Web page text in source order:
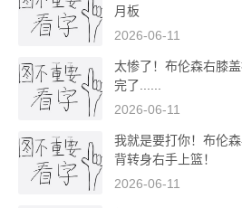
月板
2026-06-11
太惨了！布伦森右膝
完了......
2026-06-11
我就是要打你！布伦
背转身右手上篮！
2026-06-11